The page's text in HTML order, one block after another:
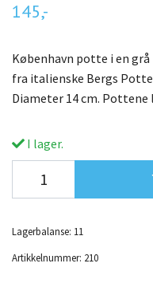
145,-
København potte i en
fra italienske Bergs
Diameter 14 cm. Pottene
I lager.
Lagerbalanse: 11
Artikkelnummer: 210